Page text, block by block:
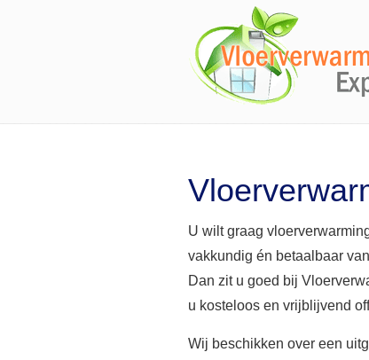
U wilt graag
vakkundig én betaalbaar
Dan zit u goed bij
u kosteloos en vrijblijvend
Wij beschikken over een